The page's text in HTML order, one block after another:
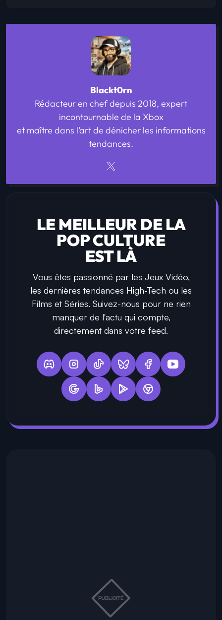
Blackt0rn
Rédacteur en chef depuis 2018, expert
incontournable de la Xbox
et maître dans l’art de dénicher les informations
tendances.
LE MEILLEUR DE LA
POP CULTURE
EST LÀ
Vous êtes passionné par les Jeux Vidéo,
les dernières tendances High-Tech ou les
Films et Séries. Suivez-nous pour ne rien
manquer de l'actu qui compte,
directement dans votre feed.